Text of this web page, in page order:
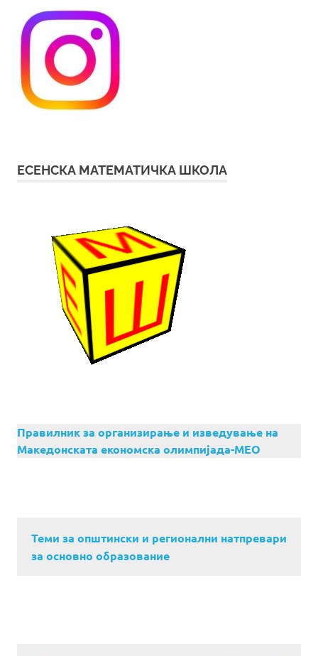
ЕСЕНСКА МАТЕМАТИЧКА ШКОЛА
Правилник за организирање и изведување на
Македонската економска олимпијада-МЕО
Теми за општински и регионални натпревари
за основно образование